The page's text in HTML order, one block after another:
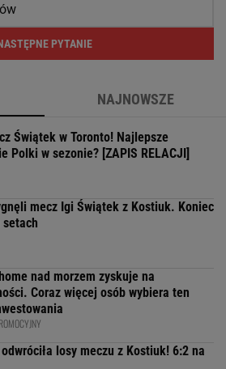
PYTANIE
NAJNOWSZE
Świątek w Toronto! Najlepsze
Polki w sezonie? [ZAPIS RELACJI]
mecz Igi Świątek z Kostiuk. Koniec
nad morzem zyskuje na
Coraz więcej osób wybiera ten
losy meczu z Kostiuk! 6:2 na